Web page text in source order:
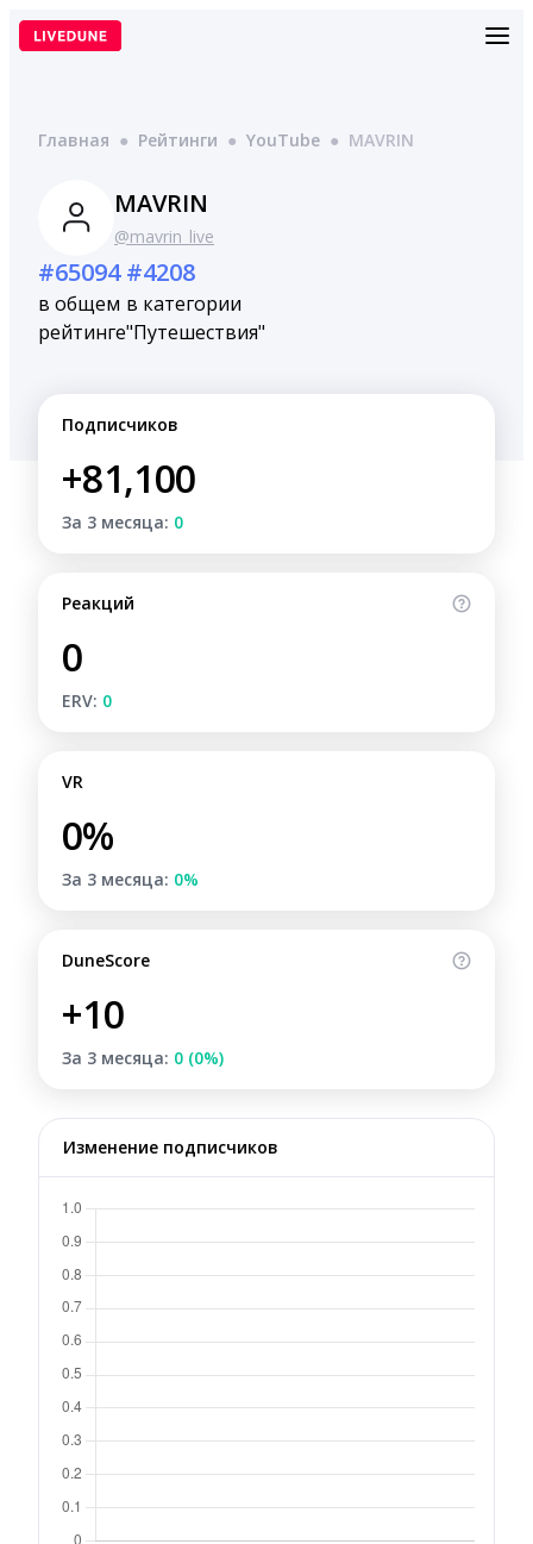
Перейти
Главная ● Рейтинги ● YouTube ● MAVRIN
MAVRIN
@mavrin_live
#65094
в общем
рейтинге
#4208
в категории
"Путешествия"
Подписчиков
+81,100
За 3 месяца: 0
Реакций
0
ERV: 0
VR
0%
За 3 месяца: 0%
DuneScore
+10
За 3 месяца: 0 (0%)
Изменение подписчиков